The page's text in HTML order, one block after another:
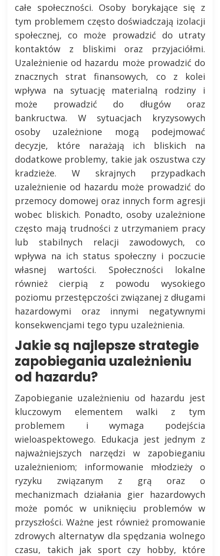
całe społeczności. Osoby borykające się z
tym problemem często doświadczają izolacji
społecznej, co może prowadzić do utraty
kontaktów z bliskimi oraz przyjaciółmi.
Uzależnienie od hazardu może prowadzić do
znacznych strat finansowych, co z kolei
wpływa na sytuację materialną rodziny i
może prowadzić do długów oraz
bankructwa. W sytuacjach kryzysowych
osoby uzależnione mogą podejmować
decyzje, które narażają ich bliskich na
dodatkowe problemy, takie jak oszustwa czy
kradzieże. W skrajnych przypadkach
uzależnienie od hazardu może prowadzić do
przemocy domowej oraz innych form agresji
wobec bliskich. Ponadto, osoby uzależnione
często mają trudności z utrzymaniem pracy
lub stabilnych relacji zawodowych, co
wpływa na ich status społeczny i poczucie
własnej wartości. Społeczności lokalne
również cierpią z powodu wysokiego
poziomu przestępczości związanej z długami
hazardowymi oraz innymi negatywnymi
konsekwencjami tego typu uzależnienia.
Jakie są najlepsze strategie
zapobiegania uzależnieniu
od hazardu?
Zapobieganie uzależnieniu od hazardu jest
kluczowym elementem walki z tym
problemem i wymaga podejścia
wieloaspektowego. Edukacja jest jednym z
najważniejszych narzędzi w zapobieganiu
uzależnieniom; informowanie młodzieży o
ryzyku związanym z grą oraz o
mechanizmach działania gier hazardowych
może pomóc w uniknięciu problemów w
przyszłości. Ważne jest również promowanie
zdrowych alternatyw dla spędzania wolnego
czasu, takich jak sport czy hobby, które